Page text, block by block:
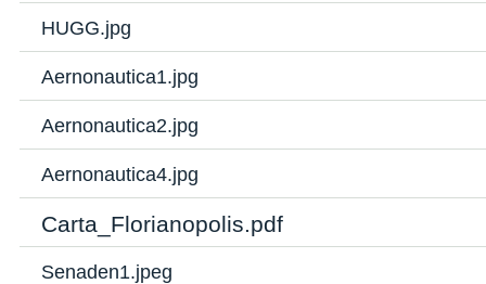
HUGG.jpg
Aernonautica1.jpg
Aernonautica2.jpg
Aernonautica4.jpg
Carta_Florianopolis.pdf
Senaden1.jpeg